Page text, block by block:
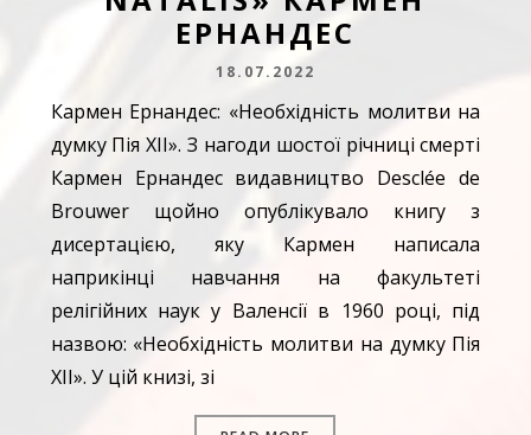
ЕРНАНДЕС
18.07.2022
Кармен Ернандес: «Необхідність молитви на
думку Пія XII». З нагоди шостої річниці смерті
Кармен Ернандес видавництво Desclée de
Brouwer щойно опублікувало книгу з
дисертацією, яку Кармен написала
наприкінці навчання на факультеті
релігійних наук у Валенсії в 1960 році, під
назвою: «Необхідність молитви на думку Пія
XII». У цій книзі, зі